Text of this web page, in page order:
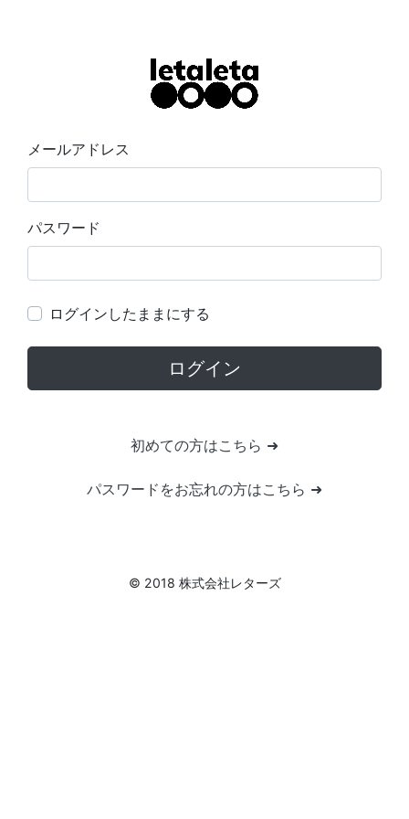
メールアドレス
パスワード
ログインしたままにする
ログイン
初めての方はこちら ➜
パスワードをお忘れの方はこちら ➜
© 2018 株式会社レターズ